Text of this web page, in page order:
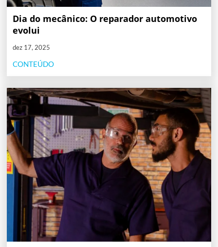
Dia do mecânico: O reparador automotivo
evolui
dez 17, 2025
CONTEÚDO